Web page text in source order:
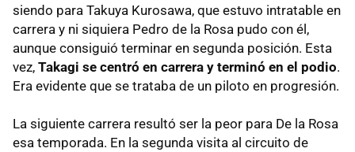
siendo para Takuya Kurosawa, que estuvo intratable en
carrera y ni siquiera Pedro de la Rosa pudo con él,
aunque consiguió terminar en segunda posición. Esta
vez, Takagi se centró en carrera y terminó en el podio.
Era evidente que se trataba de un piloto en progresión.
La siguiente carrera resultó ser la peor para De la Rosa
esa temporada. En la segunda visita al circuito de